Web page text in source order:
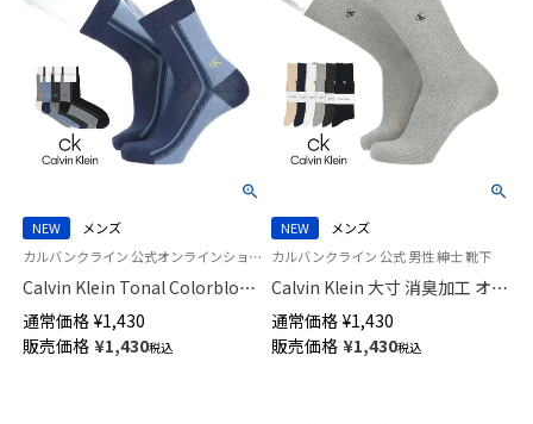
NEW
メンズ
カルバンクライン 公式オンラインショップ 紳士 靴下 男性
Calvin Klein Tonal Colorblok
クルー丈 カジュアル ソックス
メンズ 02542276
通常価格 ¥1,430
販売価格 ¥1,430税込
NEW
メンズ
カルバンクライン 公式 男性 紳士 靴下
Calvin Klein 大寸 消臭加工 オー
ガニックコットン混 ワンポイン
ト リブ クルー丈 カジュアル ソ
ックス メンズ 日本製 大きいサ
通常価格 ¥1,430
販売価格 ¥1,430税込